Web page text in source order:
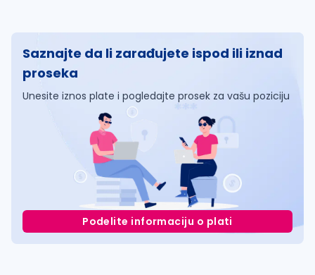
Saznajte da li zarađujete ispod ili iznad
proseka
Unesite iznos plate i pogledajte prosek za vašu poziciju
Podelite informaciju o plati